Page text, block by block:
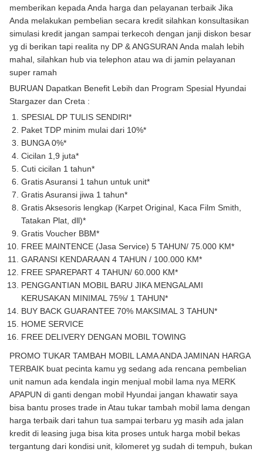
memberikan kepada Anda harga dan pelayanan terbaik Jika
Anda melakukan pembelian secara kredit silahkan konsultasikan
simulasi kredit jangan sampai terkecoh dengan janji diskon besar
yg di berikan tapi realita ny DP & ANGSURAN Anda malah lebih
mahal, silahkan hub via telephon atau wa di jamin pelayanan
super ramah
BURUAN Dapatkan Benefit Lebih dan Program Spesial Hyundai
Stargazer dan Creta :
SPESIAL DP TULIS SENDIRI*
Paket TDP minim mulai dari 10%*
BUNGA 0%*
Cicilan 1,9 juta*
Cuti cicilan 1 tahun*
Gratis Asuransi 1 tahun untuk unit*
Gratis Asuransi jiwa 1 tahun*
Gratis Aksesoris lengkap (Karpet Original, Kaca Film Smith,
Tatakan Plat, dll)*
Gratis Voucher BBM*
FREE MAINTENCE (Jasa Service) 5 TAHUN/ 75.000 KM*
GARANSI KENDARAAN 4 TAHUN / 100.000 KM*
FREE SPAREPART 4 TAHUN/ 60.000 KM*
PENGGANTIAN MOBIL BARU JIKA MENGALAMI
KERUSAKAN MINIMAL 75%/ 1 TAHUN*
BUY BACK GUARANTEE 70% MAKSIMAL 3 TAHUN*
HOME SERVICE
FREE DELIVERY DENGAN MOBIL TOWING
PROMO TUKAR TAMBAH MOBIL LAMA ANDA JAMINAN HARGA
TERBAIK buat pecinta kamu yg sedang ada rencana pembelian
unit namun ada kendala ingin menjual mobil lama nya MERK
APAPUN di ganti dengan mobil Hyundai jangan khawatir saya
bisa bantu proses trade in Atau tukar tambah mobil lama dengan
harga terbaik dari tahun tua sampai terbaru yg masih ada jalan
kredit di leasing juga bisa kita proses untuk harga mobil bekas
tergantung dari kondisi unit, kilomeret yg sudah di tempuh, bukan